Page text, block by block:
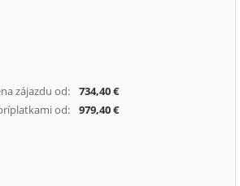
zájazdu od:
734,40 €
od:
979,40 €